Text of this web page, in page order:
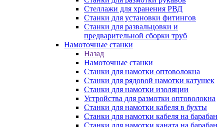
Стеллажи для хранения РВД
Станки для установки фитингов
Станки для развальцовки и
предварительной сборки труб
Намоточные станки
Назад
Намоточные станки
Станки для намотки оптоволокна
Станки для рядовой намотки катушек
Станки для намотки изоляции
Устройства для размотки оптоволокна
Станки для намотки кабеля в бухты
Станки для намотки кабеля на барабан
Станки для намотки каната на барабан